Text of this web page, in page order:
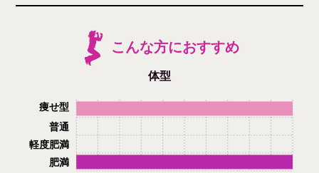
こんな方におすすめ
体型
肥満
軽度肥満
普通
痩せ型